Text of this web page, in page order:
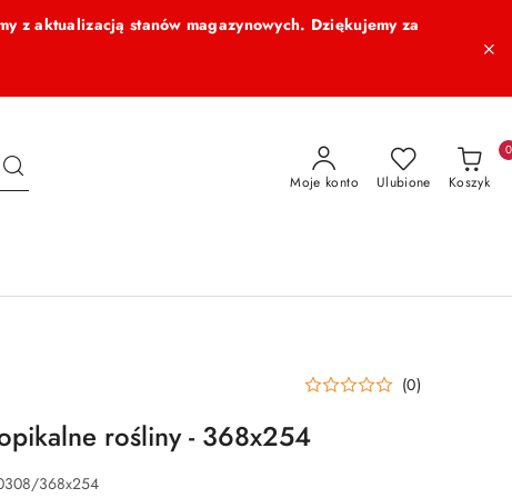
z aktualizacją stanów magazynowych. Dziękujemy za
Moje konto Ulubione Koszyk
0
(0)
rośliny - 368x254
368x254